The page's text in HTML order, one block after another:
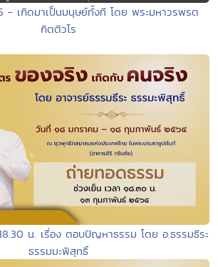
- เกิดมาเป็นมนุษย์ทัังที โดย พระมหาวรพรต
กิตติวโร
น. เรื่อง ตอบปัญหาธรรม โดย อ.ธรรมธีระ
ธรรมมะพิสุทธิ์